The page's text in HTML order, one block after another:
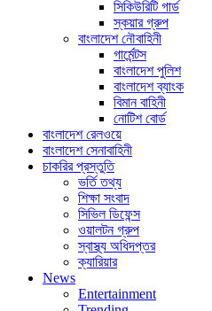
সিকিউরিটি গার্ড
স্কয়ার গ্রুপ
বাংলাদেশ নৌবাহিনী
গার্মেন্টস
বাংলাদেশ পুলিশ
বাংলাদেশ ব্যাংক
বিমান বাহিনী
নোটিশ বোর্ড
বাংলাদেশ রেলওয়ে
বাংলাদেশ সেনাবাহিনী
চাকরির প্রস্তুতি
ভর্তি তথ্য
শিক্ষা সংবাদ
সিভিল ডিফেন্স
ওয়ালটন গ্রুপ
স্বাস্থ্য অধিদপ্তর
ক্যারিয়ার
News
Entertainment